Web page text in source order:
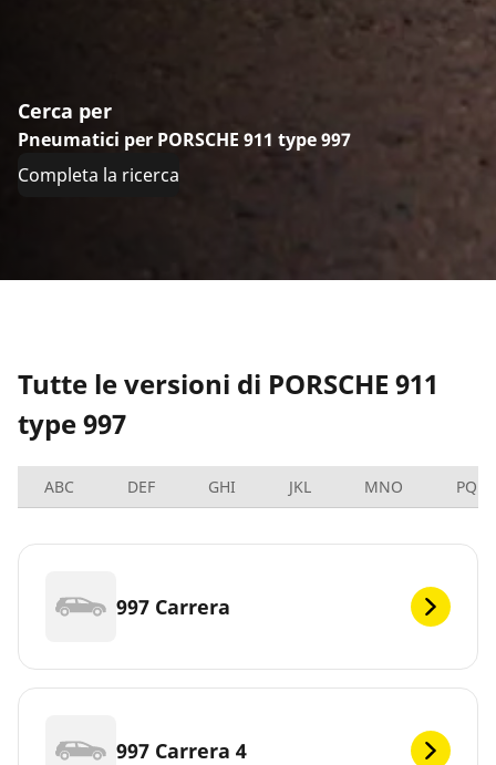
Cerca per
Pneumatici per PORSCHE 911 type 997
Completa la ricerca
Tutte le versioni di PORSCHE 911
type 997
ABC DEF GHI JKL MNO PQRS
997 Carrera
997 Carrera 4